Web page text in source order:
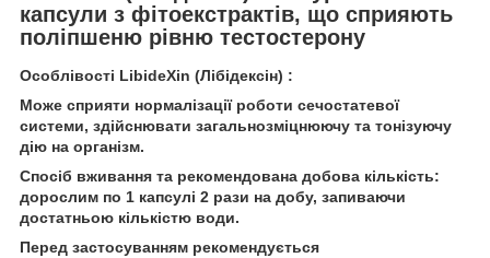
капсули з фітоекстрактів, що сприяють
поліпшеню рівню тестостерону
Особлівості LibideXin (Лібідексін) :
Може сприяти нормалізації роботи сечостатевої
системи, здійснювати загальнозміцнюючу та тонізуючу
дію на організм.
Спосіб вживання та рекомендована добова кількість:
дорослим по 1 капсулі 2 рази на добу, запиваючи
достатньою кількістю води.
Перед застосуванням рекомендується